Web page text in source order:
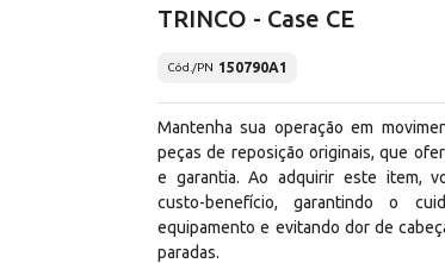
TRINCO - Case CE
Cód./PN 150790A1
Mantenha sua operação em
peças de reposição originais, que
e garantia. Ao adquirir este item,
custo-benefício, garantindo o
equipamento e evitando dor de
paradas.